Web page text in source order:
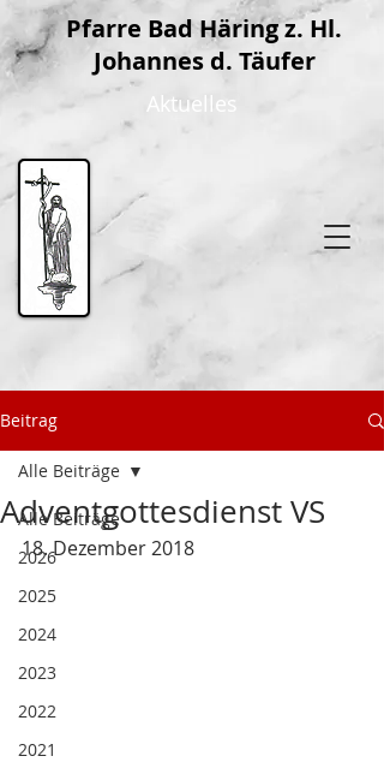
Pfarre Bad Häring z. Hl.
Johannes d. Täufer
Aktuelles
Beitrag
Alle Beiträge
2026
2025
2024
2023
2022
2021
Alle Beiträge
Adventgottesdienst VS
18. Dezember 2018